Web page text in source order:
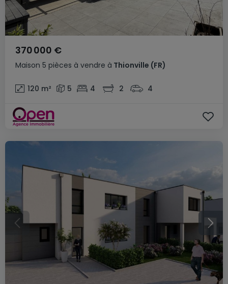
Maison 5 pièces à vendre à Thionville (FR)
370 000 €
120 m² 5 4 2 4